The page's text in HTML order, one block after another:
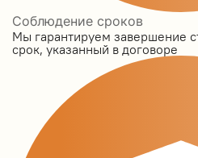
Соблюдение сроков
Мы гарантируем завершение
срок, указанный в договоре